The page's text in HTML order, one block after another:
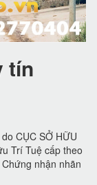
tín
CỤC SỞ HỮU
Trí Tuệ cấp theo
nhận nhãn